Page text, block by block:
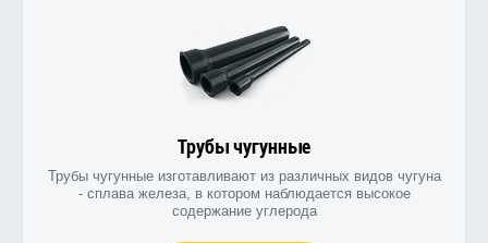
Трубы чугунные
Трубы чугунные изготавливают из различных видов чугуна
- сплава железа, в котором наблюдается высокое
содержание углерода